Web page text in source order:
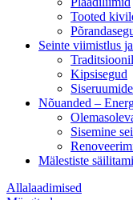
Tooted
Seinte viimistlus
Kipsisegud
Nõuanded –
Sisemine
Mälestiste
Allalaadimised